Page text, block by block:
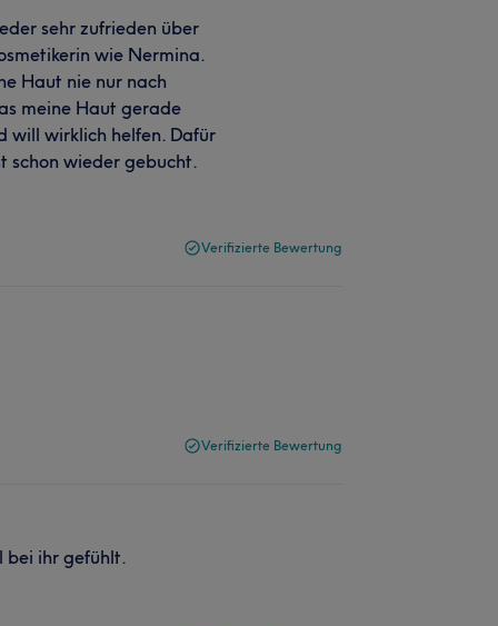
sehr zufrieden über
wie Nermina.
Haut nie nur nach
meine Haut gerade
will wirklich helfen. Dafür
schon wieder gebucht.
Verifizierte Bewertung
Verifizierte Bewertung
bei ihr gefühlt.